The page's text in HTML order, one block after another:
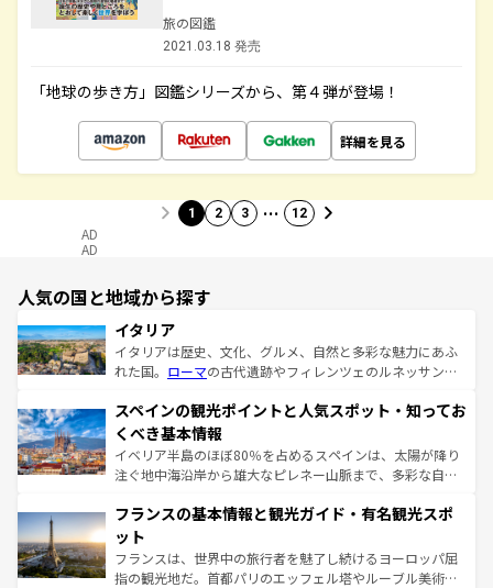
旅の図鑑
2021.03.18 発売
「地球の歩き方」図鑑シリーズから、第４弾が登場！
詳細を見る
1 2 3 … 12
AD
AD
人気の国と地域から探す
イタリア
イタリアは歴史、文化、グルメ、自然と多彩な魅力にあふ
れた国。 ローマの古代遺跡やフィレンツェのルネッサンス
ろん、トスカーナの美しい田園風景やアマルフィ海岸の絶
景など、自然景観も見逃せない。観光の合間には、本場の
ピザやパスタなど、絶品のイタリア料理を堪能することも
できる。朝目覚めてから夜眠るまで、すべての瞬間を楽し
なお、新着のイタリア情報はコンテンツ一覧を参照してほ
しい。
スペインの観光ポイントと人気スポット・知ってお
くべき基本情報
イベリア半島のほぼ80％を占めるスペインは、太陽が降り
注ぐ地中海沿岸から雄大なピレネー山脈まで、多彩な自然
文化が根付くこの国では、情熱的なフラメンコ、熱気あふ
れる闘牛、そして美味しいタパスが生活の一部となってい
る。首都マドリードの洗練された雰囲気や、バルセロナの
アートに溢れた街角から、地方では古代ローマ遺跡や中世
フランスの基本情報と観光ガイド・有名観光スポ
ット
フランスは、世界中の旅行者を魅了し続けるヨーロッパ屈
指の観光地だ。首都パリのエッフェル塔やルーブル美術館